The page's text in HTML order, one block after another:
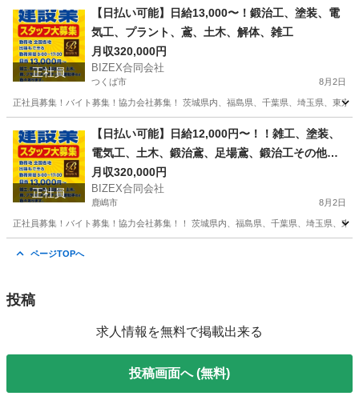
鳶職 職人
正社員
【日払い可能】日給13,000〜！鍛治工、塗装、電
気工、プラント、鳶、土木、解体、雑工
月収320,000円
BIZEX合同会社
つくば市 8月2日
正社員募集！バイト募集！協力会社募集！ 茨城県内、福島県、千葉県、埼玉県、東
その他 協力会社
正社員
【日払い可能】日給12,000円〜！！雑工、塗装、
電気工、土木、鍛治鳶、足場鳶、鍛治工その他解
体土木もあります。
月収320,000円
BIZEX合同会社
鹿嶋市 8月2日
正社員募集！バイト募集！協力会社募集！！ 茨城県内、福島県、千葉県、埼玉県、
ページTOPへ
投稿
求人情報を無料で掲載出来る
投稿画面へ (無料)